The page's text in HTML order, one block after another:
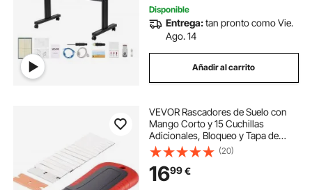
Disponible
Entrega:tan pronto como Vie.
Ago. 14
Añadir al carrito
VEVOR Rascadores de Suelo con
Mango Corto y 15 Cuchillas
Adicionales, Bloqueo y Tapa de
Seguridad, Cuchillas de Acero al
Carbono y POM para Limpiar
Etiquetas, Calcomanías, Ventanas,
Estufas y Hornos
(20)
1699€